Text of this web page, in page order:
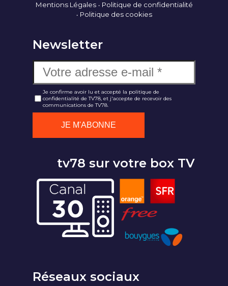
Mentions Légales
Politique de confidentialité
Politique des cookies
Newsletter
Je confirme avoir lu et accepté la politique de
confidentialité de TV78, et j'accepte de recevoir des
communications de TV78.
tv78 sur votre box TV
Réseaux sociaux